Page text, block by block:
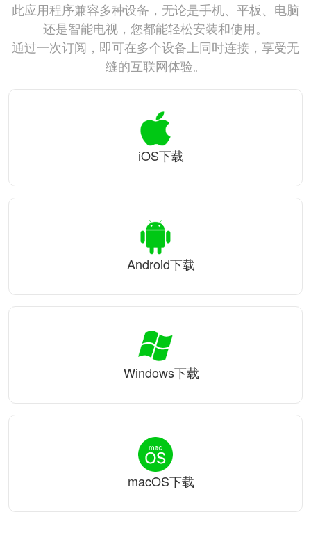
此应用程序兼容多种设备，无论是手机、平板、电脑
还是智能电视，您都能轻松安装和使用。
通过一次订阅，即可在多个设备上同时连接，享受无
缝的互联网体验。
iOS下载
Android下载
Windows下载
macOS下载